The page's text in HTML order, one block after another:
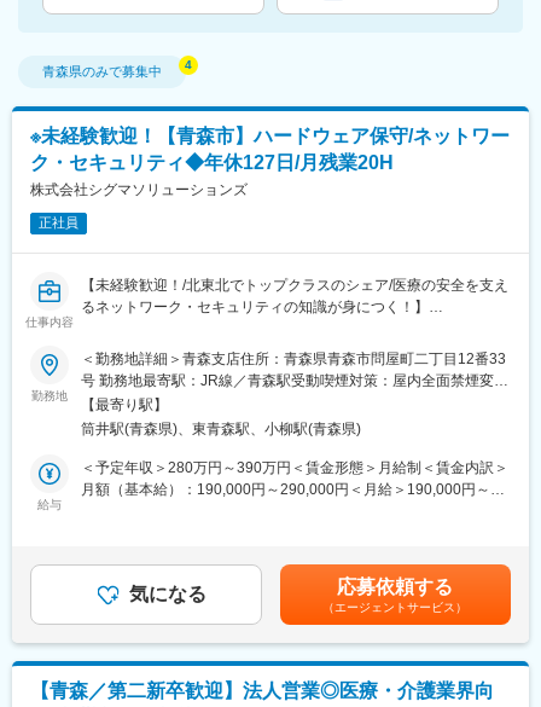
青森県のみで募集中
※未経験歓迎！【青森市】ハードウェア保守/ネットワー
ク・セキュリティ◆年休127日/月残業20H
株式会社シグマソリューションズ
正社員
仕事内容
【未経験歓迎！/北東北でトップクラスのシェア/医療の安全を支え
るネットワーク・セキュリティの知識が身につく！】
■魅力
・年間休日127日、残業20時間程度で働きやすい環境です！
・北東北にて、医療機関向け導入でトップクラスのシェアを誇
り、業界における認知度が高く、安定しています！
・医療DX化に伴い需要が急増している「ネットワーク構築」や
「セキュリティ対策」の最前線に関わることができ、エンジニア
としての専門性を高められます。
カルテ等）の開発および販売を手掛ける同社にて、ネットワー
ク・セキュリティ構築やハードウェア保守を担当いただきます。
入社後の適性や希望に応じて、以下いずれかの業務、または複合
＜ネットワーク・セキュリティ業務＞
・プリセールス（営業同行または単独での、ヒアリング／要件定
勤務地
＜勤務地詳細＞青森支店住所：青森県青森市問屋町二丁目12番33
号 勤務地最寄駅：JR線／青森駅受動喫煙対策：屋内全面禁煙変更
の範囲：会社の定める事業所
【最寄り駅】
筒井駅(青森県)、東青森駅、小柳駅(青森県)
給与
＜予定年収＞280万円～390万円＜賃金形態＞月給制＜賃金内訳＞
月額（基本給）：190,000円～290,000円＜月給＞190,000円～
気になる 応募依頼する
（エージェントサービス）
【青森／第二新卒歓迎】法人営業◎医療・介護業界向